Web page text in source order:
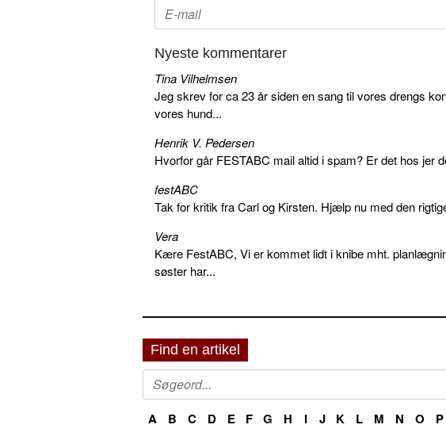
Nyeste kommentarer
Tina Vilhelmsen
Jeg skrev for ca 23 år siden en sang til vores drengs
vores hund...
Henrik V. Pedersen
Hvorfor går FESTABC mail altid i spam? Er det hos jer
festABC
Tak for kritik fra Carl og Kirsten. Hjælp nu med den
Vera
Kære FestABC, Vi er kommet lidt i knibe mht.
søster har...
Find en artikel
A B C D E F G H I J K L M N O P